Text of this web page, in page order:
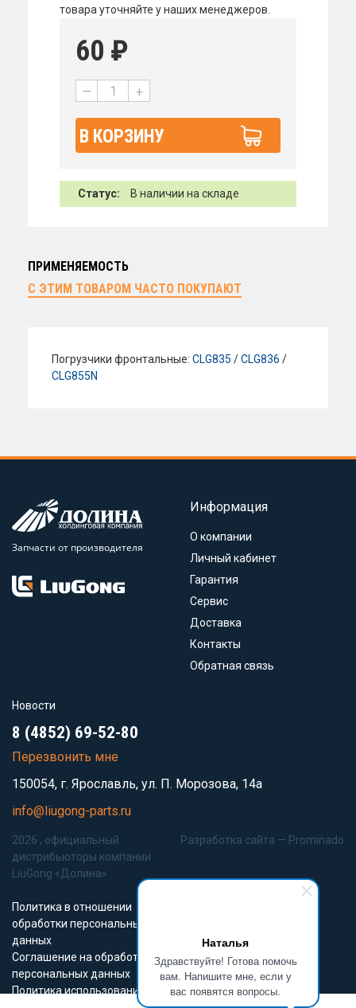
Наталья
Здравствуйте! Готова помочь
вам. Напишите мне, если у
вас появятся вопросы.
товара уточняйте у наших менеджеров.
60 ₽
— +
В КОРЗИНУ
Статус: В наличии на складе
ПРИМЕНЯЕМОСТЬ
С ЭТИМ ТОВАРОМ ЧАСТО ПОКУПАЮТ
Погрузчики фронтальные: CLG835 /CLG836 /
CLG855N
Запчасти от производителя
Информация
О компании
Личный кабинет
Гарантия
Сервис
Доставка
Контакты
Обратная связь
Новости
8 (4852) 69-52-80
Перезвонить мне
150054, г. Ярославль, ул. П. Морозова, 14а
info@liugong-parts.ru
2026 , официальный
дистрибьюторы компании
LiuGong «Долина»
Политика в отношении
обработки персональных
данных
Соглашение на обработку
персональных данных
Политика использования
Разработка сайта — Prominado